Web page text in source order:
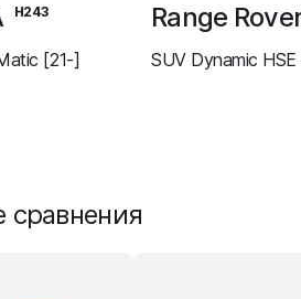
H243
[21-]
Range
SUV Dynamic
сравнения